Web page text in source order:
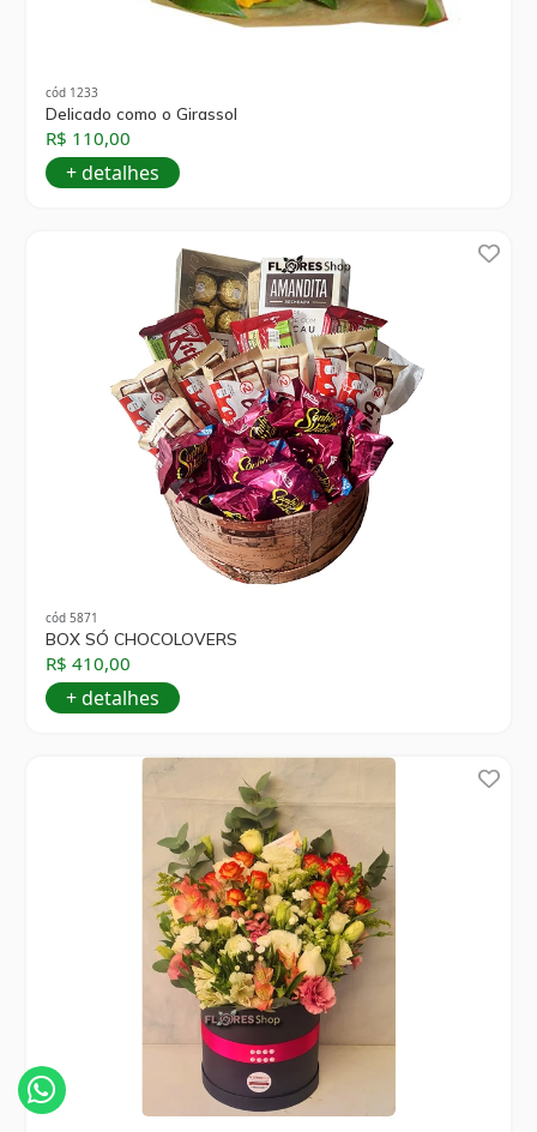
cód 1233
Delicado como o Girassol
R$ 110,00
+ detalhes
cód 5871
BOX SÓ CHOCOLOVERS
R$ 410,00
+ detalhes